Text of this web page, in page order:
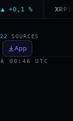
% XRP
22 SOURCES
App
00:46 UTC